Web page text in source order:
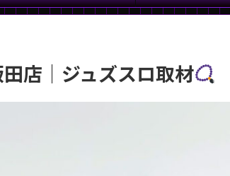
店｜ジュズスロ取材